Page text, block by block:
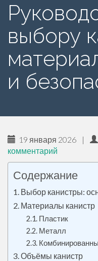
выбору
и
19 января 2026 |
комментарий
Содержание
Выбор канистры:
Материалы канистр
Пластик
Металл
Объёмы канистр